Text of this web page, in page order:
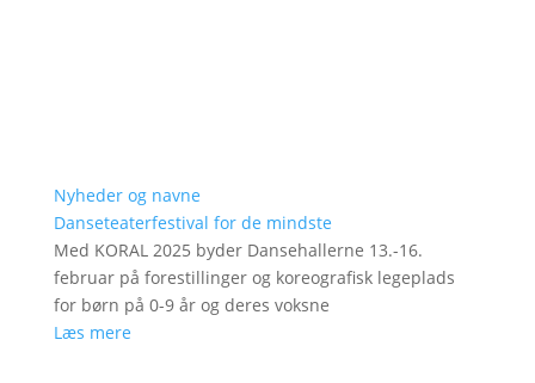
Nyheder og navne
Danseteaterfestival for de mindste
Med KORAL 2025 byder Dansehallerne 13.-16.
februar på forestillinger og koreografisk legeplads
for børn på 0-9 år og deres voksne
Læs mere